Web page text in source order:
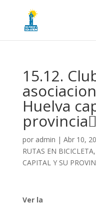
15.12.
Huelva
por admin | Abr 10,
RUTAS EN
CAPITAL Y SU
Ver la